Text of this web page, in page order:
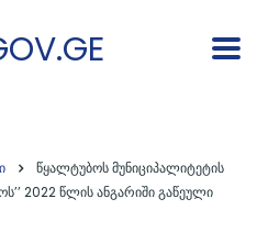
წყალტუბოს მუნიციპალიტეტის
2022 წლის ანგარიში გაწეული